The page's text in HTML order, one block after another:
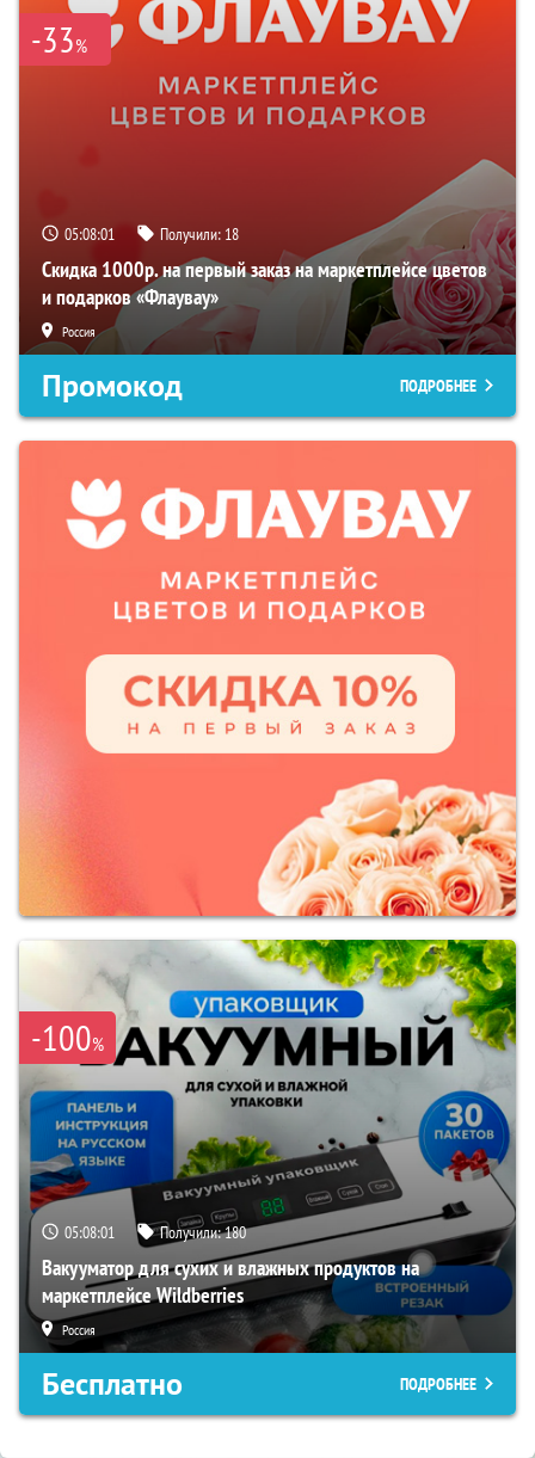
-33%
05:08:00 Получили: 18
Скидка 1000р. на первый заказ на маркетплейсе цветов
и подарков «Флаувау»
Россия
Промокод ПОДРОБНЕЕ
-100%
05:08:00 Получили:180
Вакууматор для сухих и влажных продуктов на
маркетплейсе Wildberries
Россия
Бесплатно ПОДРОБНЕЕ